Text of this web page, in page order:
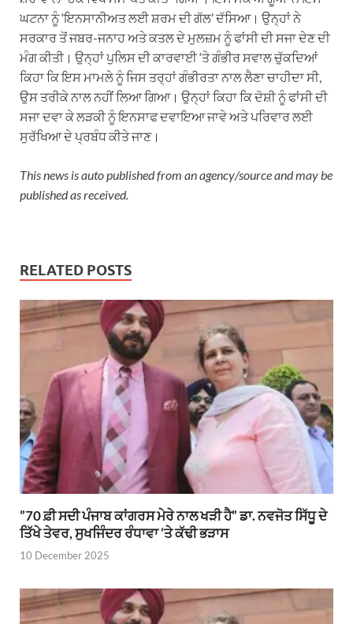
ਘਟਨਾ ਨੂੰ ‘ਇਨਸਾਨੀਅਤ ਲਈ ਸ਼ਰਮ ਦੀ ਗੱਲ’ ਦੱਸਿਆ। ਉਨ੍ਹਾਂ ਨੇ
ਸਰਕਾਰ ਤੋਂ ਜਬਰ-ਜਨਾਹ ਅਤੇ ਕਤਲ ਦੇ ਮੁਲਜ਼ਮ ਨੂੰ ਫਾਂਸੀ ਦੀ ਸਜਾ ਦੇਣ ਦੀ
ਮੰਗ ਕੀਤੀ। ਉਨ੍ਹਾਂ ਪੁਲਿਸ ਦੀ ਕਾਰਵਾਈ ‘ਤੇ ਗੰਭੀਰ ਸਵਾਲ ਚੁੱਕਦਿਆਂ
ਕਿਹਾ ਕਿ ਇਸ ਮਾਮਲੇ ਨੂੰ ਜਿਸ ਤਰ੍ਹਾਂ ਗੰਭੀਰਤਾ ਨਾਲ ਲੈਣਾ ਚਾਹੀਦਾ ਸੀ,
ਉਸ ਤਰੀਕੇ ਨਾਲ ਨਹੀਂ ਲਿਆ ਗਿਆ। ਉਨ੍ਹਾਂ ਕਿਹਾ ਕਿ ਦੋਸ਼ੀ ਨੂੰ ਫਾਂਸੀ ਦੀ
ਸਜਾ ਦਵਾ ਕੇ ਲੜਕੀ ਨੂੰ ਇਨਸਾਫ ਦਵਾਇਆ ਜਾਵੇ ਅਤੇ ਪਰਿਵਾਰ ਲਈ
ਸੁਰੱਖਿਆ ਦੇ ਪ੍ਰਬੰਧ ਕੀਤੇ ਜਾਣ।
This news is auto published from an agency/source and may be
published as received.
RELATED POSTS
”70 ਫ਼ੀ ਸਦੀ ਪੰਜਾਬ ਕਾਂਗਰਸ ਮੇਰੇ ਨਾਲ ਖੜੀ ਹੈ” ਡਾ. ਨਵਜੋਤ ਸਿੱਧੂ ਦੇ
ਤਿੱਖੇ ਤੇਵਰ, ਸੁਖਜਿੰਦਰ ਰੰਧਾਵਾ ‘ਤੇ ਕੱਢੀ ਭੜਾਸ
10 December 2025